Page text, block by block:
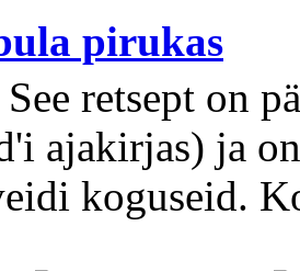
pirukas
See retsept on
ajakirjas) ja
koguseid.